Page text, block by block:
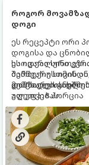
როგორ
დოგი
ეს რეცეპტი ორი
დოგისა და
საოცარი
შემწვარი
და ცხარე
აფეთქებას.
ეს იდეალური
ბარბექიუსთვის
გემრიელი
მომზადების დრო:
ულუფა: 8 პორცია